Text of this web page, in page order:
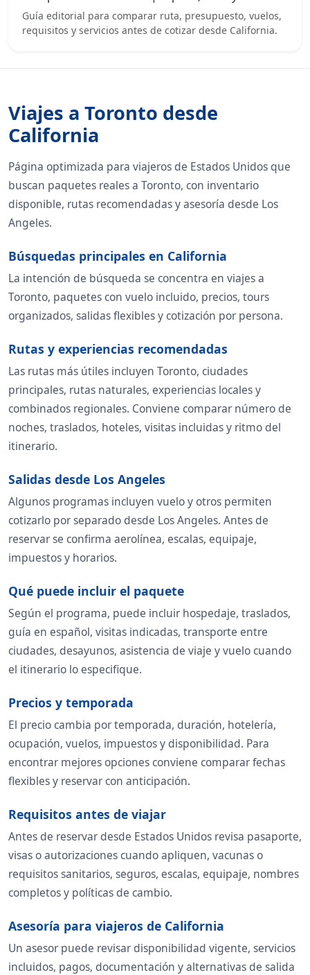
Guía editorial para comparar ruta, presupuesto, vuelos,
requisitos y servicios antes de cotizar desde California.
Viajes a Toronto desde
California
Página optimizada para viajeros de Estados Unidos que
buscan paquetes reales a Toronto, con inventario
disponible, rutas recomendadas y asesoría desde Los
Angeles.
Búsquedas principales en California
La intención de búsqueda se concentra en viajes a
Toronto, paquetes con vuelo incluido, precios, tours
organizados, salidas flexibles y cotización por persona.
Rutas y experiencias recomendadas
Las rutas más útiles incluyen Toronto, ciudades
principales, rutas naturales, experiencias locales y
combinados regionales. Conviene comparar número de
noches, traslados, hoteles, visitas incluidas y ritmo del
itinerario.
Salidas desde Los Angeles
Algunos programas incluyen vuelo y otros permiten
cotizarlo por separado desde Los Angeles. Antes de
reservar se confirma aerolínea, escalas, equipaje,
impuestos y horarios.
Qué puede incluir el paquete
Según el programa, puede incluir hospedaje, traslados,
guía en español, visitas indicadas, transporte entre
ciudades, desayunos, asistencia de viaje y vuelo cuando
el itinerario lo especifique.
Precios y temporada
El precio cambia por temporada, duración, hotelería,
ocupación, vuelos, impuestos y disponibilidad. Para
encontrar mejores opciones conviene comparar fechas
flexibles y reservar con anticipación.
Requisitos antes de viajar
Antes de reservar desde Estados Unidos revisa pasaporte,
visas o autorizaciones cuando apliquen, vacunas o
requisitos sanitarios, seguros, escalas, equipaje, nombres
completos y políticas de cambio.
Asesoría para viajeros de California
Un asesor puede revisar disponibilidad vigente, servicios
incluidos, pagos, documentación y alternativas de salida